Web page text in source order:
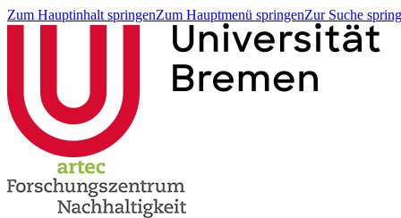
Zum Hauptinhalt springenZum Hauptmenü springenZur Suche